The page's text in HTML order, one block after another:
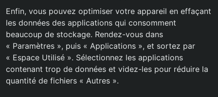
Enfin, vous pouvez optimiser votre appareil en effaçant
les données des applications qui consomment
beaucoup de stockage. Rendez-vous dans
« Paramètres », puis « Applications », et sortez par
« Espace Utilisé ». Sélectionnez les applications
contenant trop de données et videz-les pour réduire la
quantité de fichiers « Autres ».